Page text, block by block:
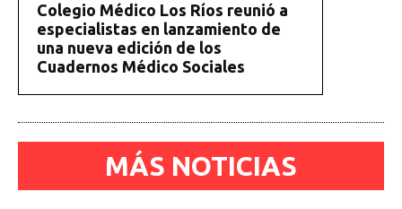
Colegio Médico Los Ríos reunió a
especialistas en lanzamiento de
una nueva edición de los
Cuadernos Médico Sociales
MÁS NOTICIAS